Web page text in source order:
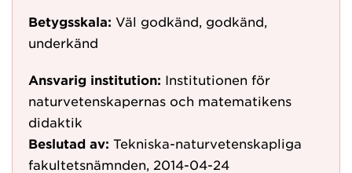
Betygsskala: Väl godkänd, godkänd,
underkänd
Ansvarig institution: Institutionen för
naturvetenskapernas och matematikens
didaktik
Beslutad av: Tekniska-naturvetenskapliga
fakultetsnämnden, 2014-04-24